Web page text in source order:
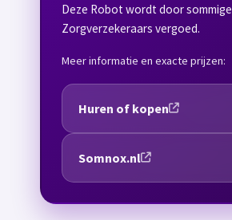
Deze Robot wordt door sommige
Zorgverzekeraars vergoed.
Meer informatie en exacte prijzen:
Huren of kopen
Somnox.nl